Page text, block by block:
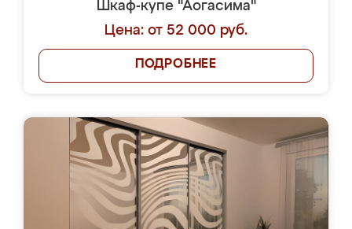
Шкаф-купе "Аогасима"
Цена: от 52 000 руб.
ПОДРОБНЕЕ